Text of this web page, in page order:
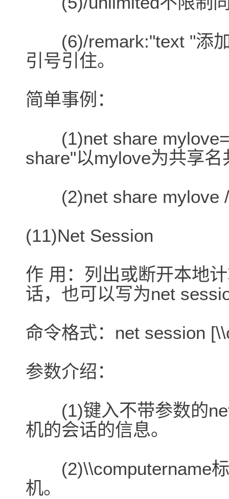
(6)/remark:"text "添加
引号引住。
简单事例：
(1)net share
share"以mylove为共享名
(2)net share mylove /
(11)Net Session
作 用：列出或断开本地
话，也可以写为net
命令格式：net session
参数介绍：
(1)键入不带参数的net
机的会话的信息。
(2)\\computername标
机。